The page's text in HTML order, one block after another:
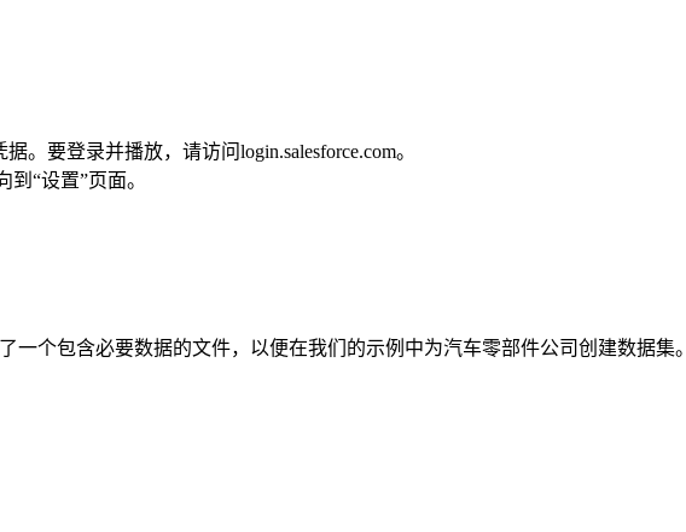
要登录并播放，请访问login.salesforce.com。
“设置”页面。
个包含必要数据的文件，以便在我们的示例中为汽车零部件公司创建数据集。